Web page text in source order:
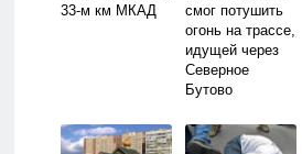
33-м км МКАД
смог потушить
огонь на трассе,
идущей через
Северное
Бутово